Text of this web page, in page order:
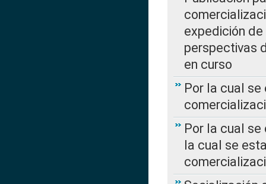
expedición de
perspectivas
en curso
Por la cual
Por la cual se
la cual se